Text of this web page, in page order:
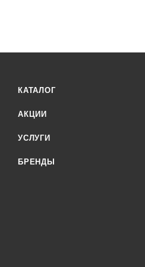
КАТАЛОГ
АКЦИИ
УСЛУГИ
БРЕНДЫ